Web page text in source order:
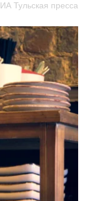
ИА Тульская пресса